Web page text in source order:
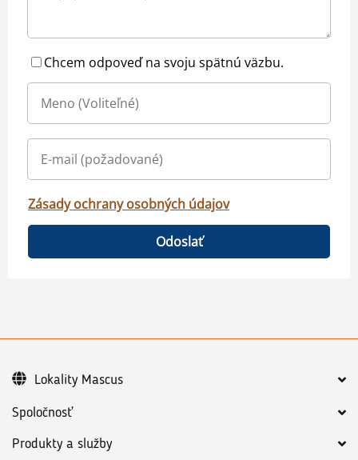
Chcem odpoveď na svoju spätnú väzbu.
Zásady ochrany osobných údajov
Odoslať
Spoločnosť
Produkty a služby
Lokality Mascus